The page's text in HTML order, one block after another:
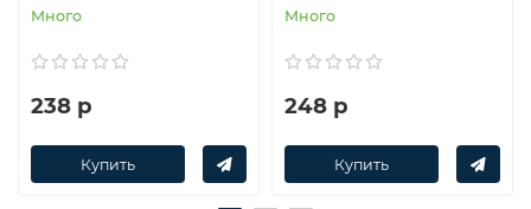
Много
238 р
Купить
Много
248 р
Купить